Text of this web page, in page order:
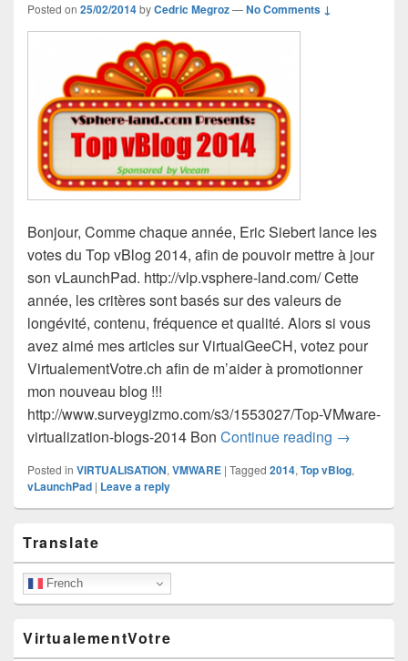
Posted on 25/02/2014byCedric Megroz—No Comments ↓
Bonjour, Comme chaque année, Eric Siebert lance les
votes du Top vBlog 2014, afin de pouvoir mettre à jour
son vLaunchPad. http://vlp.vsphere-land.com/ Cette
année, les critères sont basés sur des valeurs de
longévité, contenu, fréquence et qualité. Alors si vous
avez aimé mes articles sur VirtualGeeCH, votez pour
VirtualementVotre.ch afin de m’aider à promotionner
mon nouveau blog !!!
http://www.surveygizmo.com/s3/1553027/Top-VMware-
virtualization-blogs-2014 Bon Continue reading Top vBlog
→
Posted in VIRTUALISATION, VMWARE | Tagged 2014, Top vBlog,
vLaunchPad | Leave a reply
Sidebar
Widget
Area
Translate
French
VirtualementVotre